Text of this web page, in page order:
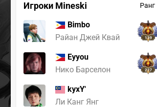
Игроки Mineski Ранг
Bimbo
Райан Джей Квай
139
Eyyou
Нико Барселон
227
kyxY'
Ли Канг Янг